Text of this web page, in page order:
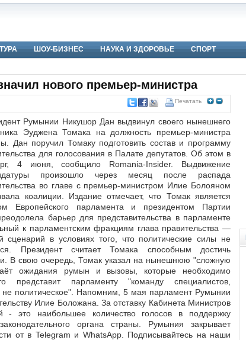
ШОУ-БИЗНЕС НАУКА И ЗДОРОВЬЕ
СПОРТ
нового премьер-министра
Печатать
Румынии Никушор Дан выдвинул своего нынешнего
Эуджена Томака на должность премьер-министра
Дан поручил Томаку подготовить состав и программу
для голосования в Палате депутатов. Об этом в
4 июня, сообщило Romania-Insider. Выдвижение
произошло через месяц после распада
во главе с премьер-министром Илие Болояном
коалиции. Издание отмечает, что Томак является
Европейского парламента и президентом Партии
барьер для представительства в парламенте
к парламентским фракциям глава правительства —
сценарий в условиях того, что политические силы не
Президент считает Томака способным достичь
В свою очередь, Томак указал на нынешнюю "сложную
ожидания румын и вызовы, которые необходимо
парламенту "команду специалистов,
не политическое". Напомним, 5 мая парламент Румынии
Илие Боложана. За отставку Кабинета Министров
- это наибольшее количество голосов в поддержку
органа страны. Румыния закрывает
от в Telegram и WhatsApp. Подписывайтесь на наши